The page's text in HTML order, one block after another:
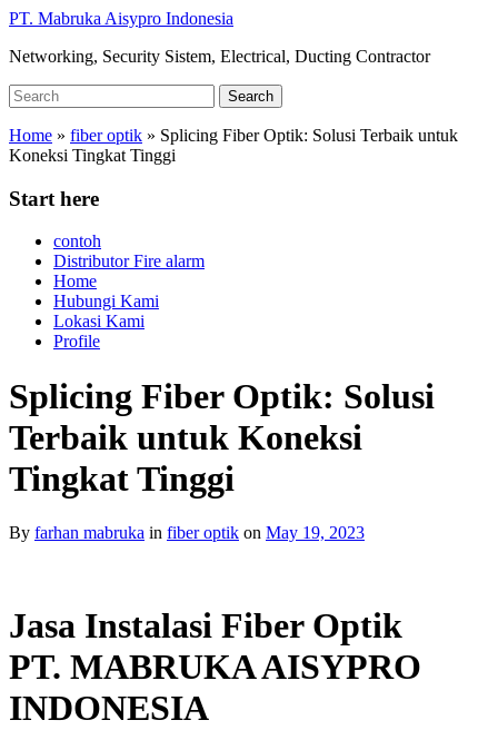
Skip
main
PT. Mabruka Aisypro Indonesia
Networking, Security Sistem, Electrical, Ducting Contractor
Search
for:
Search
Home » fiber optik » Splicing Fiber Optik: Solusi Terbaik untuk
Koneksi Tingkat Tinggi
Start here
contoh
Distributor Fire alarm
Home
Hubungi Kami
Lokasi Kami
Profile
Splicing Fiber Optik: Solusi
Terbaik untuk Koneksi
Tingkat Tinggi
By farhan mabruka in fiber optik on May 19, 2023
Jasa Instalasi Fiber Optik
PT. MABRUKA AISYPRO
INDONESIA